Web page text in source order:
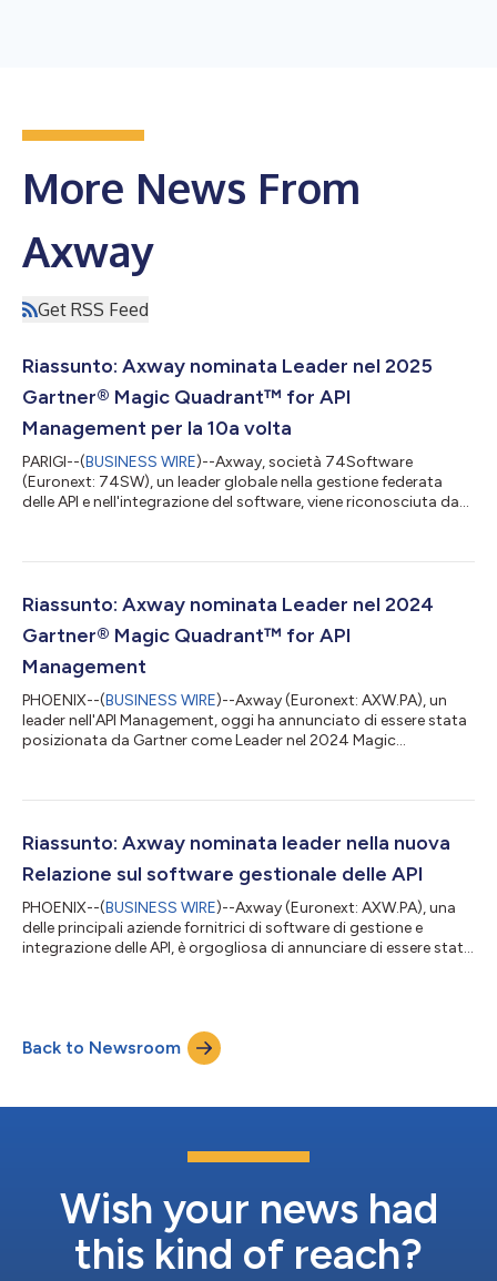
More News From
Axway
Get RSS Feed
Riassunto: Axway nominata Leader nel 2025
Gartner® Magic Quadrant™ for API
Management per la 10a volta
PARIGI--(BUSINESS WIRE)--Axway, società 74Software
(Euronext: 74SW), un leader globale nella gestione federata
delle API e nell'integrazione del software, viene riconosciuta da
Leader nel rapporto. Sulla base di criteri specifici che hanno
generali dell'azienda, crediamo che la valutazione evidenzi la
forza delle proposte di A...
Riassunto: Axway nominata Leader nel 2024
Gartner® Magic Quadrant™ for API
Management
PHOENIX--(BUSINESS WIRE)--Axway (Euronext: AXW.PA), un
leader nell'API Management, oggi ha annunciato di essere stata
posizionata da Gartner come Leader nel 2024 Magic
che hanno analizzato la completezza generale della visione
parallelo svolto da Gartner assieme al rapporto "Critical
Capabilities for API Management...
Riassunto: Axway nominata leader nella nuova
Relazione sul software gestionale delle API
PHOENIX--(BUSINESS WIRE)--Axway (Euronext: AXW.PA), una
delle principali aziende fornitrici di software di gestione e
integrazione delle API, è orgogliosa di annunciare di essere stata
condividono le esperienze positive e i risultati che hanno avuto
con Axway", ha dichiarato Vince Padua, Chief Product Officer di
Back to Newsroom
Wish your news had
this kind of reach?